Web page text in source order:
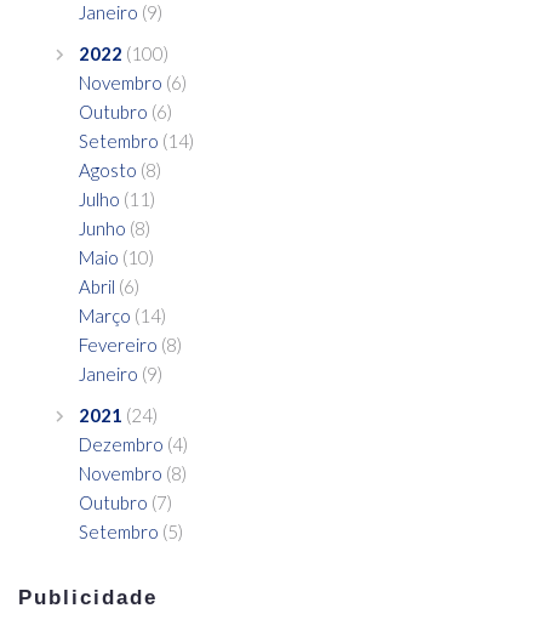
Janeiro (9)
2022 (100)
Novembro (6)
Outubro (6)
Setembro (14)
Agosto (8)
Julho (11)
Junho (8)
Maio (10)
Abril (6)
Março (14)
Fevereiro (8)
Janeiro (9)
2021 (24)
Dezembro (4)
Novembro (8)
Outubro (7)
Setembro (5)
Publicidade